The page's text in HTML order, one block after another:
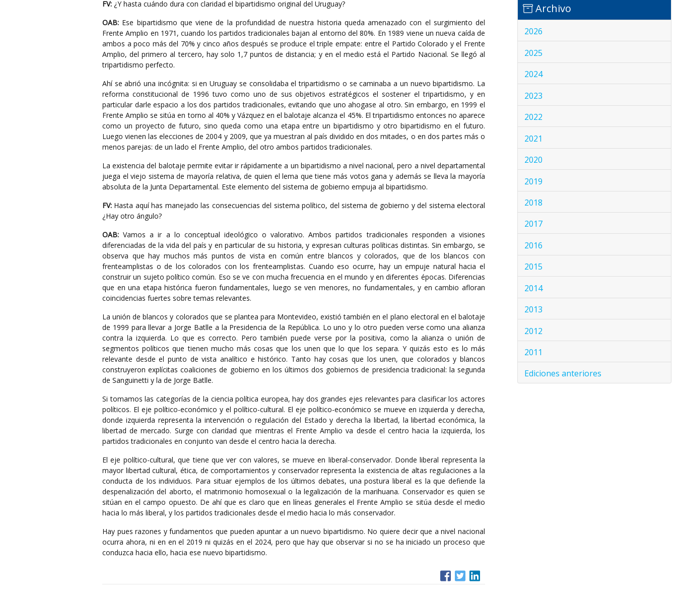
FV: ¿Y hasta cuándo dura con claridad el bipartidismo original del Uruguay?
OAB: Ese bipartidismo que viene de la profundidad de nuestra historia queda amenazado con el surgimiento del
Frente Amplio en 1971, cuando los partidos tradicionales bajan al entorno del 80%. En 1989 viene un nueva caída de
ambos a poco más del 70% y cinco años después se produce el triple empate: entre el Partido Colorado y el Frente
Amplio, del primero al tercero, hay solo 1,7 puntos de distancia; y en el medio está el Partido Nacional. Se llegó al
tripartidismo perfecto.
Ahí se abrió una incógnita: si en Uruguay se consolidaba el tripartidismo o se caminaba a un nuevo bipartidismo. La
reforma constitucional de 1996 tuvo como uno de sus objetivos estratégicos el sostener el tripartidismo, y en
particular darle espacio a los dos partidos tradicionales, evitando que uno ahogase al otro. Sin embargo, en 1999 el
Frente Amplio se sitúa en torno al 40% y Vázquez en el balotaje alcanza el 45%. El tripartidismo entonces no aparece
como un proyecto de futuro, sino queda como una etapa entre un bipartidismo y otro bipartidismo en el futuro.
Luego vienen las elecciones de 2004 y 2009, que ya muestran al país dividido en dos mitades, o en dos partes más o
menos parejas: de un lado el Frente Amplio, del otro ambos partidos tradicionales.
La existencia del balotaje permite evitar ir rápidamente a un bipartidismo a nivel nacional, pero a nivel departamental
juega el viejo sistema de mayoría relativa, de quien el lema que tiene más votos gana y además se lleva la mayoría
absoluta de la Junta Departamental. Este elemento del sistema de gobierno empuja al bipartidismo.
FV: Hasta aquí has manejado las consecuencias del sistema político, del sistema de gobierno y del sistema electoral
¿Hay otro ángulo?
OAB: Vamos a ir a lo conceptual ideológico o valorativo. Ambos partidos tradicionales responden a visiones
diferenciadas de la vida del país y en particular de su historia, y expresan culturas políticas distintas. Sin embargo, se
observa que hay muchos más puntos de vista en común entre blancos y colorados, que de los blancos con
frenteamplistas o de los colorados con los frenteamplistas. Cuando eso ocurre, hay un empuje natural hacia el
construir un sujeto político común. Eso se ve con mucha frecuencia en el mundo y en diferentes épocas. Diferencias
que en una etapa histórica fueron fundamentales, luego se ven menores, no fundamentales, y en cambio afloran
coincidencias fuertes sobre temas relevantes.
La unión de blancos y colorados que se plantea para Montevideo, existió también en el plano electoral en el balotaje
de 1999 para llevar a Jorge Batlle a la Presidencia de la República. Lo uno y lo otro pueden verse como una alianza
contra la izquierda. Lo que es correcto. Pero también puede verse por la positiva, como la alianza o unión de
segmentos políticos que tienen mucho más cosas que los unen que lo que los separa. Y quizás esto es lo más
relevante desde el punto de vista analítico e histórico. Tanto hay cosas que los unen, que colorados y blancos
construyeron explícitas coaliciones de gobierno en los últimos dos gobiernos de presidencia tradicional: la segunda
de Sanguinetti y la de Jorge Batlle.
Si tomamos las categorías de la ciencia política europea, hay dos grandes ejes relevantes para clasificar los actores
políticos. El eje político-económico y el político-cultural. El eje político-económico se mueve en izquierda y derecha,
donde izquierda representa la intervención o regulación del Estado y derecha la libertad, la libertad económica, la
libertad de mercado. Surge con claridad que mientras el Frente Amplio va desde el centro hacia la izquierda, los
partidos tradicionales en conjunto van desde el centro hacia la derecha.
El eje político-cultural, que tiene que ver con valores, se mueve en liberal-conservador. Donde liberal representa la
mayor libertad cultural, ética, de comportamientos y conservador representa la existencia de altas regulaciones a la
conducta de los individuos. Para situar ejemplos de los últimos debates, una postura liberal es la que defiende la
despenalización del aborto, el matrimonio homosexual o la legalización de la marihuana. Conservador es quien se
sitúan en el campo opuesto. De ahí que es claro que en líneas generales el Frente Amplio se sitúa desde el medio
hacia lo más liberal, y los partidos tradicionales desde el medio hacia lo más conservador.
Hay pues razones y fundamentos que pueden apuntar a un nuevo bipartidismo. No quiere decir que a nivel nacional
ocurra ahora, ni en en el 2019 ni quizás en el 2024, pero que hay que observar si no se ha iniciado un proceso que
conduzca hacia ello, hacia ese nuevo bipartidismo.
Archivo
2026
2025
2024
2023
2022
2021
2020
2019
2018
2017
2016
2015
2014
2013
2012
2011
Ediciones anteriores